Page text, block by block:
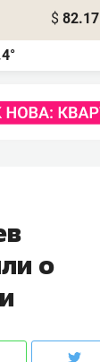
$ 82.17
о